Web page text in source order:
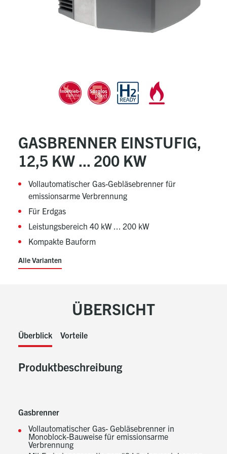
GASBRENNER EINSTUFIG,
12,5 KW ... 200 KW
Vollautomatischer Gas-Gebläsebrenner für
emissionsarme Verbrennung
Für Erdgas
Leistungsbereich 40 kW ... 200 kW
Kompakte Bauform
Alle Varianten
ÜBERSICHT
Überblick Vorteile
Produktbeschreibung
Gasbrenner
Vollautomatischer Gas- Gebläsebrenner in
Monoblock-Bauweise für emissionsarme
Verbrennung